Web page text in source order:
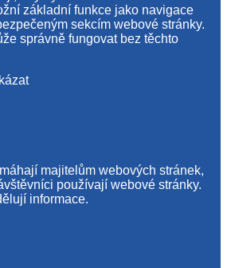
základní funkce jako navigace
sekcím webové stránky.
správně fungovat bez těchto
majitelům webových stránek,
používají webové stránky.
informace.